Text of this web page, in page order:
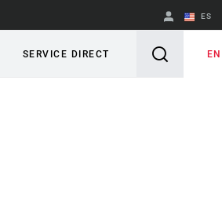
ES
English
SERVICE DIRECT